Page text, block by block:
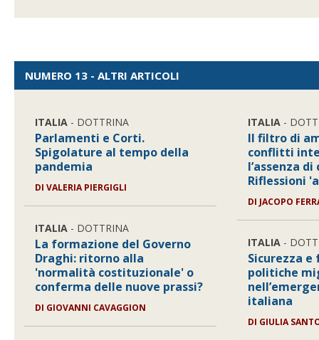
NUMERO 13 - ALTRI ARTICOLI
ITALIA - DOTTRINA
Parlamenti e Corti.
Spigolature al tempo della
pandemia
DIVALERIA PIERGIGLI
ITALIA - DOTTRINA
La formazione del Governo
Draghi: ritorno alla
'normalità costituzionale' o
conferma delle nuove prassi?
DI GIOVANNI CAVAGGION
ITALIA -
Il filtro di
conflitti
l’assenza
Riflessioni
DI JACOPO
ITALIA -
Sicurezza
politiche
italiana
DI GIULIA